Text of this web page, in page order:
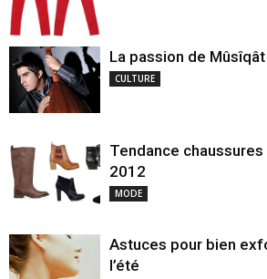
La passion de Mûsîqât
CULTURE
Tendance
2012
MODE
Astuces pour bien
l’été